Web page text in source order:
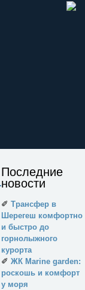
Последние
новости
✐ Трансфер в
Шерегеш комфортно
и быстро до
горнолыжного
курорта
✐ ЖК Marine garden:
роскошь и комфорт
у моря